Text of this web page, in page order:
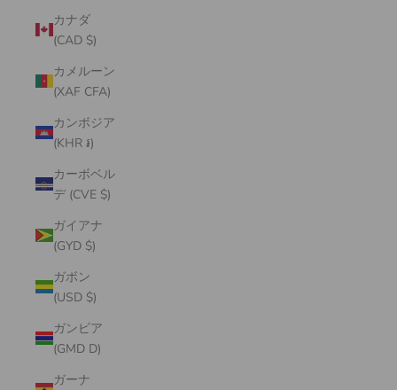
カナダ
(CAD $)
カメルーン
(XAF CFA)
カンボジア
(KHR ៛)
カーボベル
デ (CVE $)
ガイアナ
(GYD $)
ガボン
(USD $)
ガンビア
(GMD D)
ガーナ